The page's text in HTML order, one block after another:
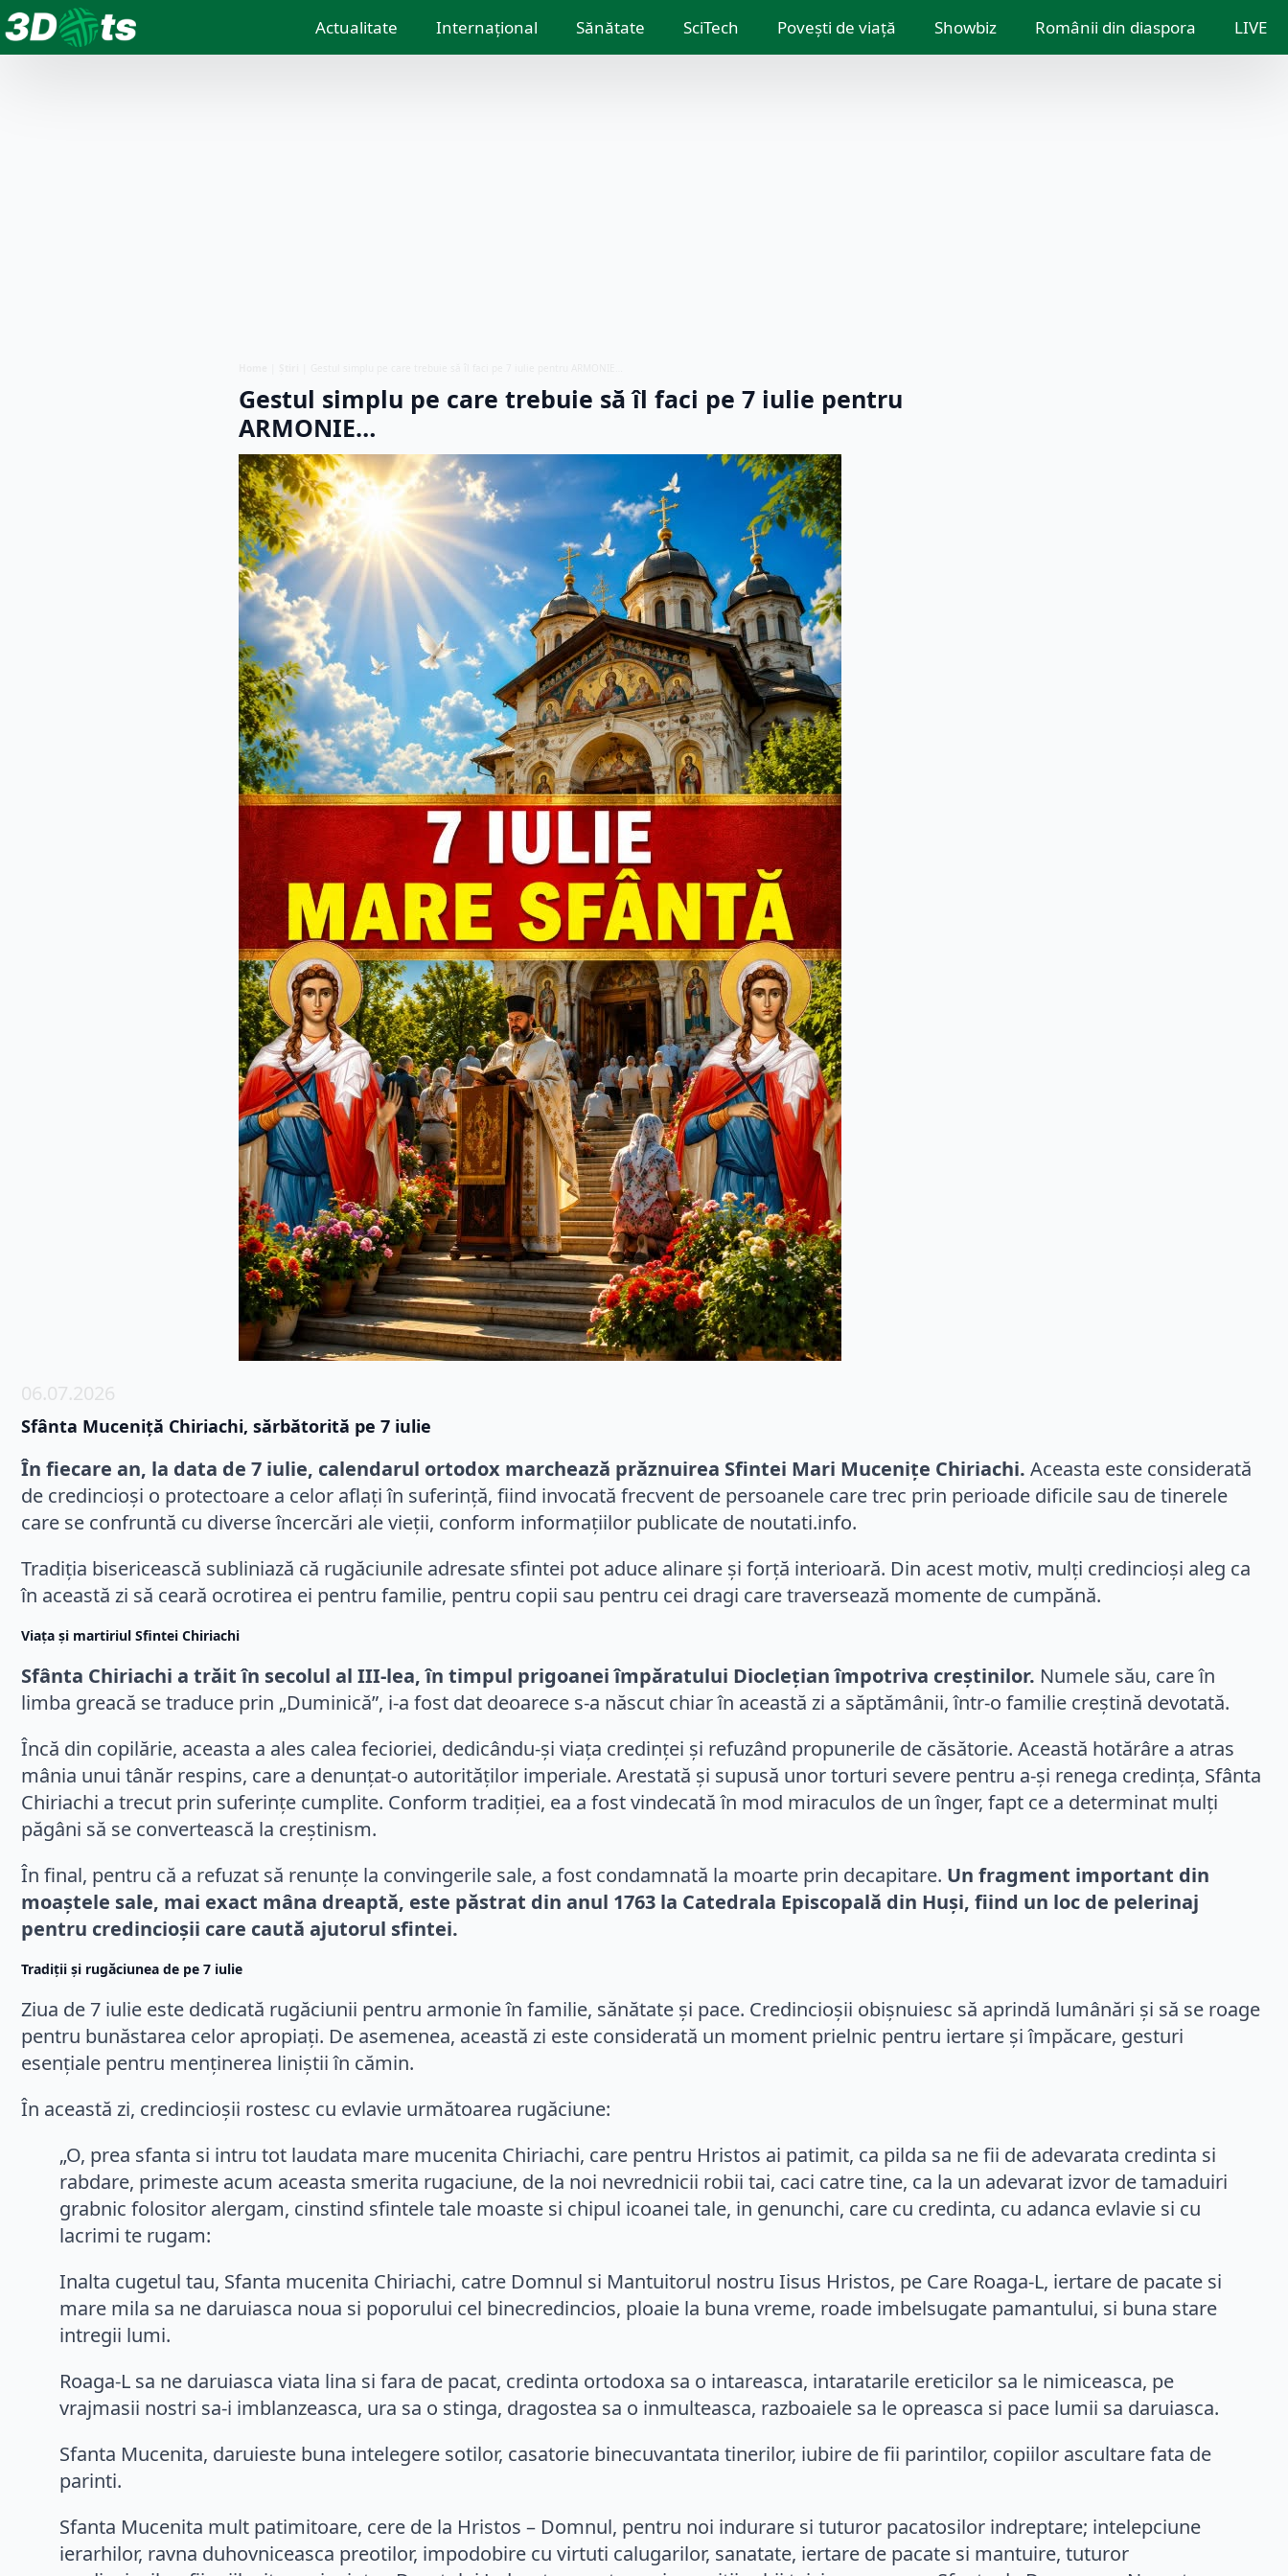
Actualitate Internațional Sănătate SciTech Povești de viață Showbiz Românii din diaspora LIVE
Gestul simplu pe care trebuie să îl faci pe 7 iulie pentru
ARMONIE…
06.07.2026
Sfânta Muceniță Chiriachi, sărbătorită pe 7 iulie
În fiecare an, la data de 7 iulie, calendarul ortodox marchează prăznuirea Sfintei Mari Mucenițe Chiriachi. Aceasta este considerată
de credincioși o protectoare a celor aflați în suferință, fiind invocată frecvent de persoanele care trec prin perioade dificile sau de tinerele
care se confruntă cu diverse încercări ale vieții, conform informațiilor publicate de noutati.info.
Tradiția bisericească subliniază că rugăciunile adresate sfintei pot aduce alinare și forță interioară. Din acest motiv, mulți credincioși aleg ca
în această zi să ceară ocrotirea ei pentru familie, pentru copii sau pentru cei dragi care traversează momente de cumpănă.
Viața și martiriul Sfintei Chiriachi
Sfânta Chiriachi a trăit în secolul al III-lea, în timpul prigoanei împăratului Dioclețian împotriva creștinilor. Numele său, care în
limba greacă se traduce prin „Duminică”, i-a fost dat deoarece s-a născut chiar în această zi a săptămânii, într-o familie creștină devotată.
Încă din copilărie, aceasta a ales calea fecioriei, dedicându-și viața credinței și refuzând propunerile de căsătorie. Această hotărâre a atras
mânia unui tânăr respins, care a denunțat-o autorităților imperiale. Arestată și supusă unor torturi severe pentru a-și renega credința, Sfânta
Chiriachi a trecut prin suferințe cumplite. Conform tradiției, ea a fost vindecată în mod miraculos de un înger, fapt ce a determinat mulți
păgâni să se convertească la creștinism.
În final, pentru că a refuzat să renunțe la convingerile sale, a fost condamnată la moarte prin decapitare. Un fragment important din
moaștele sale, mai exact mâna dreaptă, este păstrat din anul 1763 la Catedrala Episcopală din Huși, fiind un loc de pelerinaj
pentru credincioșii care caută ajutorul sfintei.
Tradiții și rugăciunea de pe 7 iulie
Ziua de 7 iulie este dedicată rugăciunii pentru armonie în familie, sănătate și pace. Credincioșii obișnuiesc să aprindă lumânări și să se roage
pentru bunăstarea celor apropiați. De asemenea, această zi este considerată un moment prielnic pentru iertare și împăcare, gesturi
esențiale pentru menținerea liniștii în cămin.
În această zi, credincioșii rostesc cu evlavie următoarea rugăciune:
„O, prea sfanta si intru tot laudata mare mucenita Chiriachi, care pentru Hristos ai patimit, ca pilda sa ne fii de adevarata credinta si
rabdare, primeste acum aceasta smerita rugaciune, de la noi nevrednicii robii tai, caci catre tine, ca la un adevarat izvor de tamaduiri
grabnic folositor alergam, cinstind sfintele tale moaste si chipul icoanei tale, in genunchi, care cu credinta, cu adanca evlavie si cu
lacrimi te rugam:
Inalta cugetul tau, Sfanta mucenita Chiriachi, catre Domnul si Mantuitorul nostru Iisus Hristos, pe Care Roaga-L, iertare de pacate si
mare mila sa ne daruiasca noua si poporului cel binecredincios, ploaie la buna vreme, roade imbelsugate pamantului, si buna stare
intregii lumi.
Roaga-L sa ne daruiasca viata lina si fara de pacat, credinta ortodoxa sa o intareasca, intaratarile ereticilor sa le nimiceasca, pe
vrajmasii nostri sa-i imblanzeasca, ura sa o stinga, dragostea sa o inmulteasca, razboaiele sa le opreasca si pace lumii sa daruiasca.
Sfanta Mucenita, daruieste buna intelegere sotilor, casatorie binecuvantata tinerilor, iubire de fii parintilor, copiilor ascultare fata de
parinti.
Sfanta Mucenita mult patimitoare, cere de la Hristos – Domnul, pentru noi indurare si tuturor pacatosilor indreptare; intelepciune
ierarhilor, ravna duhovniceasca preotilor, impodobire cu virtuti calugarilor, sanatate, iertare de pacate si mantuire, tuturor